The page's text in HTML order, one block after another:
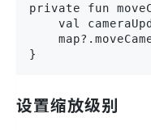
private fun
val
}
设置缩放级别